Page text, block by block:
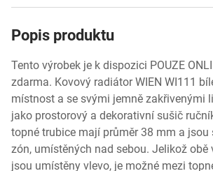
Popis produktu
Tento výrobek je k dispozici POUZE
zdarma. Kovový radiátor WIEN WI111
místnost a se svými jemně zakřivenými
jako prostorový a dekorativní sušič
topné trubice mají průměr 38 mm a jsou
zón, umístěných nad sebou. Jelikož obě
jsou umístěny vlevo, je možné mezi